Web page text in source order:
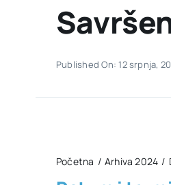
Published On: 12 srpnja,
Početna Arhiva 2024